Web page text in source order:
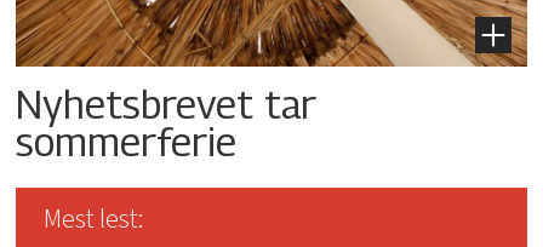
Nyhetsbrevet tar
sommerferie
Mest lest: